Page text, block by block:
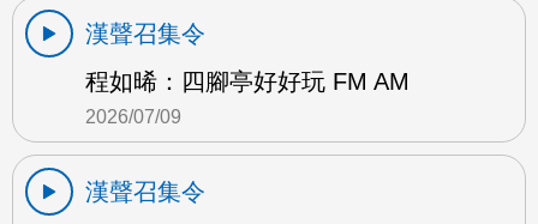
漢聲召集令
程如晞：四腳亭好好玩 FM AM
2026/07/09
漢聲召集令